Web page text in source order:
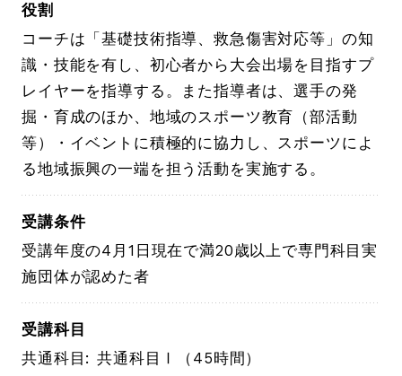
役割
コーチは「基礎技術指導、救急傷害対応等」の知
識・技能を有し、初心者から大会出場を目指すプ
レイヤーを指導する。また指導者は、選手の発
掘・育成のほか、地域のスポーツ教育（部活動
等）・イベントに積極的に協力し、スポーツによ
る地域振興の一端を担う活動を実施する。
受講条件
受講年度の4月1日現在で満20歳以上で専門科目実
施団体が認めた者
受講科目
共通科目: 共通科目Ⅰ（45時間）